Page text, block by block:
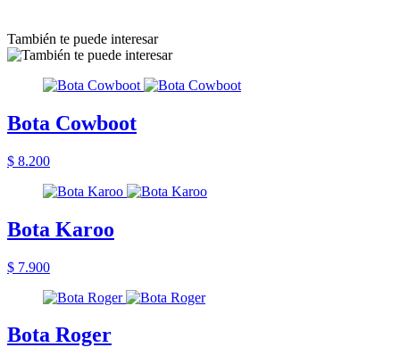
También te puede interesar
Bota Cowboot
$ 8.200
Bota Karoo
$ 7.900
Bota Roger